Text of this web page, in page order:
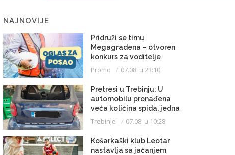
NAJNOVIJE
Pridruži se timu
Megagradena – otvoren
konkurs za voditelje
gradilišta
Promo 07.08. u 23:10
Pretresi u Trebinju: U
automobilu pronađena
veća količina spida, jedna
osoba uhapšena
Trebinje 07.08. u 10:28
Košarkaški klub Leotar
nastavlja sa jačanjem